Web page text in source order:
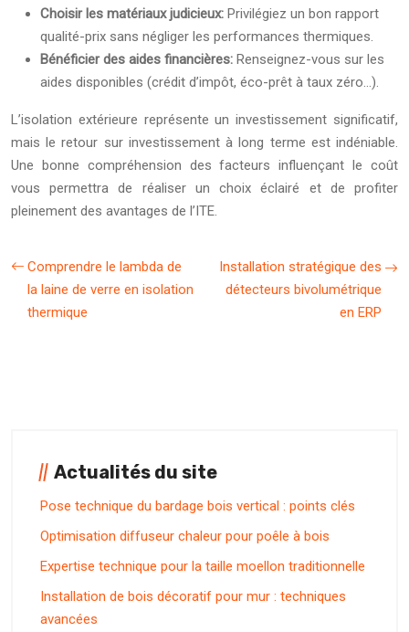
Choisir les matériaux judicieux: Privilégiez un bon rapport
qualité-prix sans négliger les performances thermiques.
Bénéficier des aides financières: Renseignez-vous sur les
aides disponibles (crédit d’impôt, éco-prêt à taux zéro…).
L’isolation extérieure représente un investissement significatif,
mais le retour sur investissement à long terme est indéniable.
Une bonne compréhension des facteurs influençant le coût
vous permettra de réaliser un choix éclairé et de profiter
pleinement des avantages de l’ITE.
Comprendre le lambda de
la laine de verre en isolation
thermique
Installation stratégique des
détecteurs bivolumétrique
en ERP
Actualités du site
Pose technique du bardage bois vertical : points clés
Optimisation diffuseur chaleur pour poêle à bois
Expertise technique pour la taille moellon traditionnelle
Installation de bois décoratif pour mur : techniques
avancées